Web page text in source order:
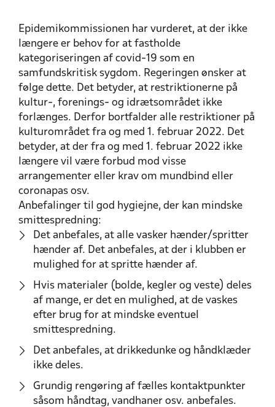
Epidemikommissionen har vurderet, at der ikke
længere er behov for at fastholde
kategoriseringen af covid-19 som en
samfundskritisk sygdom. Regeringen ønsker at
følge dette. Det betyder, at restriktionerne på
kultur-, forenings- og idrætsområdet ikke
forlænges. Derfor bortfalder alle restriktioner på
kulturområdet fra og med 1. februar 2022. Det
betyder, at der fra og med 1. februar 2022 ikke
længere vil være forbud mod visse
arrangementer eller krav om mundbind eller
coronapas osv.
Anbefalinger til god hygiejne, der kan mindske
smittespredning:
Det anbefales, at alle vasker hænder/spritter
hænder af. Det anbefales, at der i klubben er
mulighed for at spritte hænder af.
Hvis materialer (bolde, kegler og veste) deles
af mange, er det en mulighed, at de vaskes
efter brug for at mindske eventuel
smittespredning.
Det anbefales, at drikkedunke og håndklæder
ikke deles.
Grundig rengøring af fælles kontaktpunkter
såsom håndtag, vandhaner osv. anbefales.